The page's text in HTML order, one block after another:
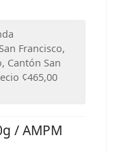
Francisco,
Cantón San
¢465,00
/ AMPM